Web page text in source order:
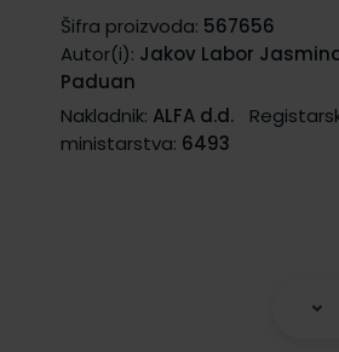
Šifra proizvoda: 567656
Autor(i): Jakov Labor
Paduan
Nakladnik: ALFA d.d.
ministarstva: 6493